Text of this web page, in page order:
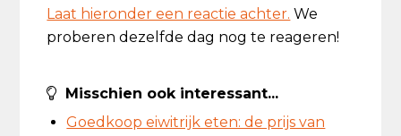
Laat hieronder een reactie achter. We
proberen dezelfde dag nog te reageren!
Misschien ook interessant...
Goedkoop eiwitrijk eten: de prijs van